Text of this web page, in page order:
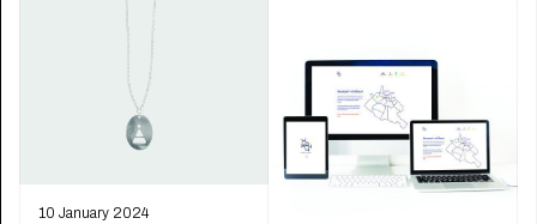
10 January 2024